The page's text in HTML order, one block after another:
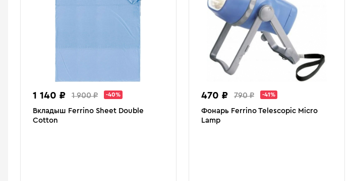
1 900 ₽ -40%
1 140 ₽
Вкладыш Ferrino Sheet Double
Cotton
790 ₽ -41%
470 ₽
Фонарь Ferrino Telescopic Micro
Lamp